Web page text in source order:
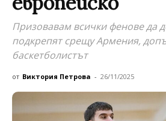
Призовавам всички фенове да
подкрепят срещу Армения,
баскетболистът
от Виктория Петрова - 26/11/2025